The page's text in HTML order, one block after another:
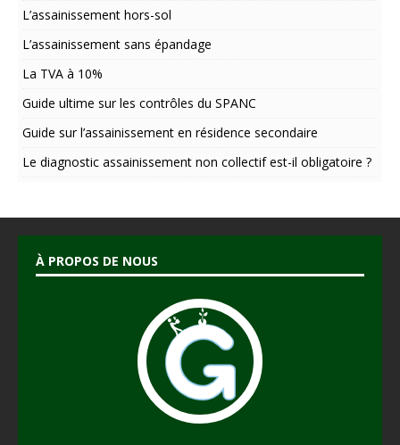
e
:
L’assainissement hors-sol
L’assainissement sans épandage
La TVA à 10%
Guide ultime sur les contrôles du SPANC
Guide sur l’assainissement en résidence secondaire
Le diagnostic assainissement non collectif est-il obligatoire ?
À PROPOS DE NOUS